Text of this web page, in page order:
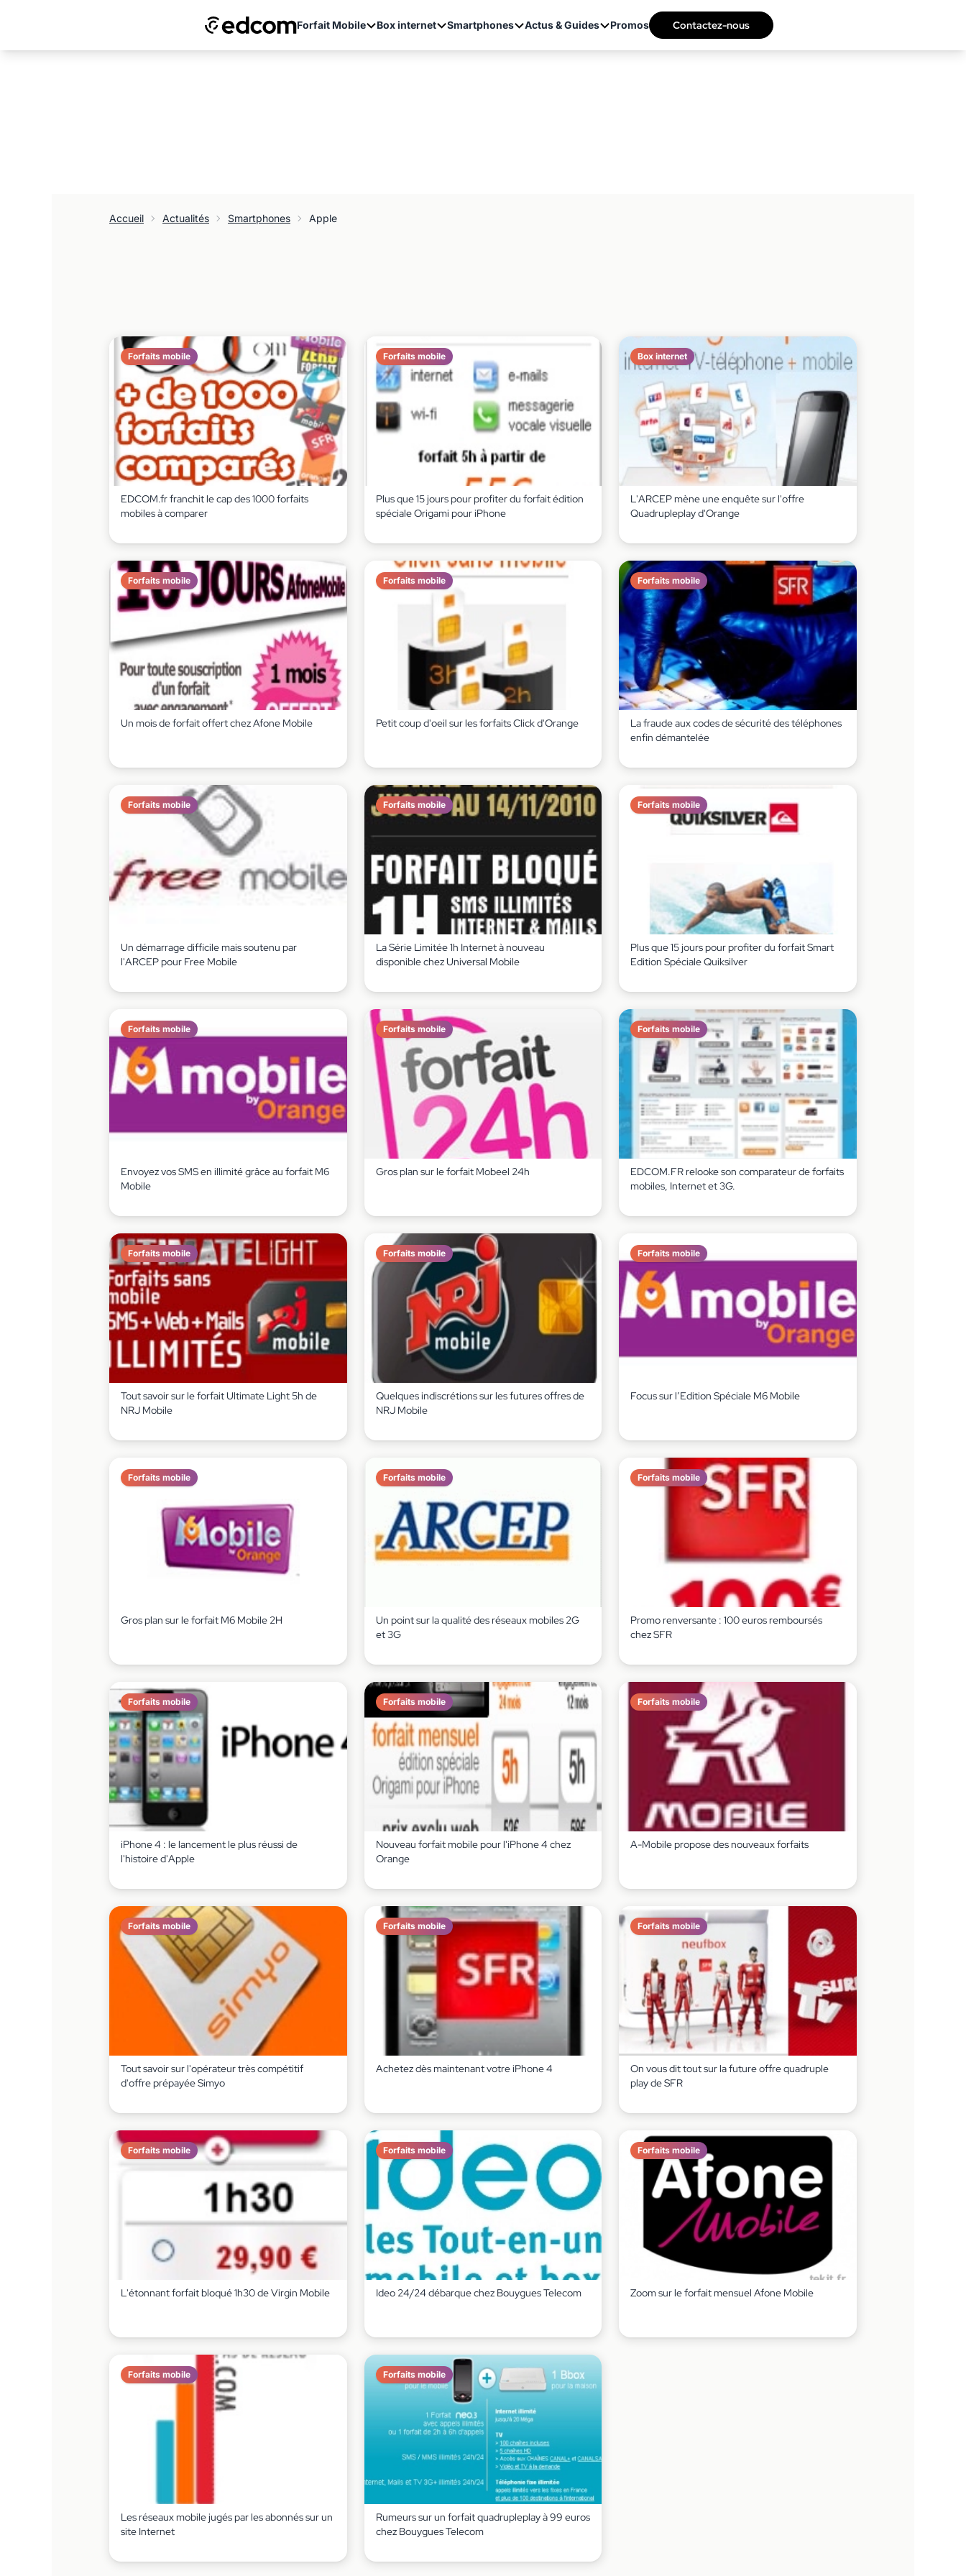
Forfait Mobile Box internet Smartphones Actus & Guides Promos Contactez-nous
Accueil Actualités Smartphones Apple
Forfaits mobile
EDCOM.fr franchit le cap des 1000 forfaits
mobiles à comparer
Forfaits mobile
Plus que 15 jours pour profiter du forfait édition
spéciale Origami pour iPhone
Box internet
L'ARCEP mène une enquête sur l'offre
Quadrupleplay d'Orange
Forfaits mobile
Un mois de forfait offert chez Afone Mobile
Forfaits mobile
Petit coup d'oeil sur les forfaits Click d'Orange
Forfaits mobile
La fraude aux codes de sécurité des téléphones
enfin démantelée
Forfaits mobile
Un démarrage difficile mais soutenu par
l'ARCEP pour Free Mobile
Forfaits mobile
La Série Limitée 1h Internet à nouveau
disponible chez Universal Mobile
Forfaits mobile
Plus que 15 jours pour profiter du forfait Smart
Edition Spéciale Quiksilver
Forfaits mobile
Envoyez vos SMS en illimité grâce au forfait M6
Mobile
Forfaits mobile
Gros plan sur le forfait Mobeel 24h
Forfaits mobile
EDCOM.FR relooke son comparateur de forfaits
mobiles, Internet et 3G.
Forfaits mobile
Tout savoir sur le forfait Ultimate Light 5h de
NRJ Mobile
Forfaits mobile
Quelques indiscrétions sur les futures offres de
NRJ Mobile‏
Forfaits mobile
Focus sur l’Edition Spéciale M6 Mobile
Forfaits mobile
Gros plan sur le forfait M6 Mobile 2H
Forfaits mobile
Un point sur la qualité des réseaux mobiles 2G
et 3G
Forfaits mobile
Promo renversante : 100 euros remboursés
chez SFR
Forfaits mobile
iPhone 4 : le lancement le plus réussi de
l'histoire d'Apple
Forfaits mobile
Nouveau forfait mobile pour l'iPhone 4 chez
Orange
Forfaits mobile
A-Mobile propose des nouveaux forfaits
Forfaits mobile
Tout savoir sur l'opérateur très compétitif
d'offre prépayée Simyo
Forfaits mobile
Achetez dès maintenant votre iPhone 4
Forfaits mobile
On vous dit tout sur la future offre quadruple
play de SFR
Forfaits mobile
L'étonnant forfait bloqué 1h30 de Virgin Mobile
Forfaits mobile
Ideo 24/24 débarque chez Bouygues Telecom
Forfaits mobile
Zoom sur le forfait mensuel Afone Mobile
Forfaits mobile
Les réseaux mobile jugés par les abonnés sur un
site Internet
Forfaits mobile
Rumeurs sur un forfait quadrupleplay à 99 euros
chez Bouygues Telecom